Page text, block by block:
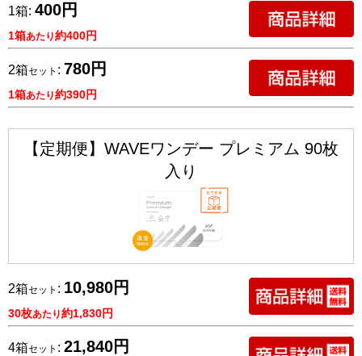
1箱: 400円
1箱あたり約400円
2箱セット : 780円
1箱あたり約390円
【定期便】WAVEワンデー プレミアム 90枚
入り
2箱セット : 10,980円
30枚あたり約1,830円
4箱セット : 21,840円